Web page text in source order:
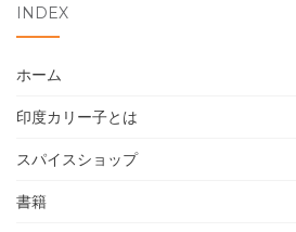
INDEX
ホーム
印度カリー子とは
スパイスショップ
書籍